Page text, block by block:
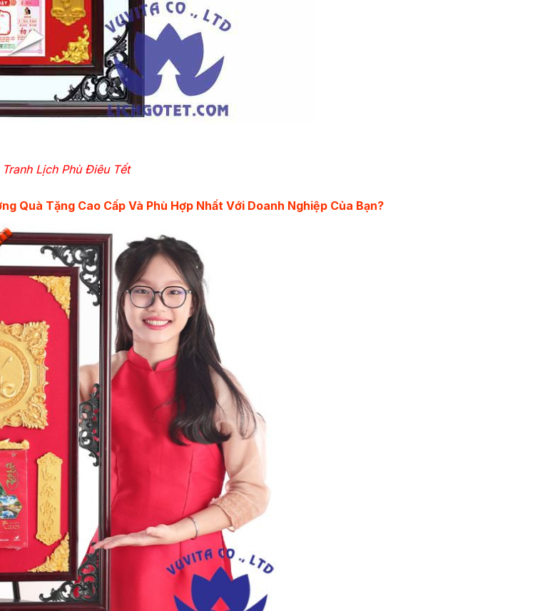
Tranh Lịch Phù Điêu Tết
Quà Tặng Cao Cấp Và Phù Hợp Nhất Với Doanh Nghiệp Của Bạn?